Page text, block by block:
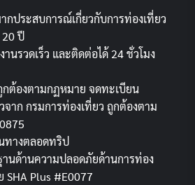
กประสบการณ์เกี่ยวกับการท่องเที่ยว
ปี
นรวดเร็ว และติดต่อได้ 24 ชั่วโมง
ต้องตามกฏหมาย จดทะเบียน
าก กรมการท่องเที่ยว ถูกต้องตาม
ทางตลอดทริป
านด้านความปลอดภัยด้านการท่อง
SHA Plus #E0077